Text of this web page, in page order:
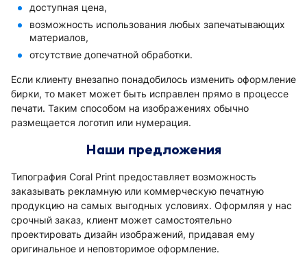
доступная цена,
возможность использования любых запечатывающих
материалов,
отсутствие допечатной обработки.
Если клиенту внезапно понадобилось изменить оформление
бирки, то макет может быть исправлен прямо в процессе
печати. Таким способом на изображениях обычно
размещается логотип или нумерация.
Наши предложения
Типография Coral Print предоставляет возможность
заказывать рекламную или коммерческую печатную
продукцию на самых выгодных условиях. Оформляя у нас
срочный заказ, клиент может самостоятельно
проектировать дизайн изображений, придавая ему
оригинальное и неповторимое оформление.